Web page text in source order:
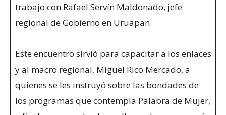
trabajo con Rafael Servín Maldonado, jefe
regional de Gobierno en Uruapan.
Este encuentro sirvió para capacitar a los enlaces
y al macro regional, Miguel Rico Mercado, a
quienes se les instruyó sobre las bondades de
los programas que contempla Palabra de Mujer,